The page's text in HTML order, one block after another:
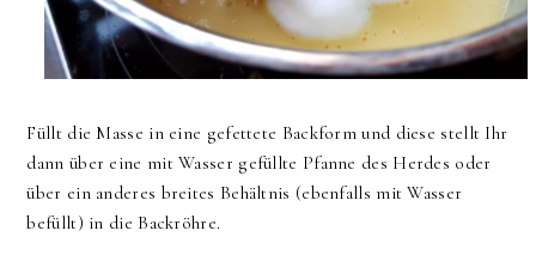
Füllt die Masse in eine gefettete Backform und diese stellt Ihr
dann über eine mit Wasser gefüllte Pfanne des Herdes oder
über ein anderes breites Behältnis (ebenfalls mit Wasser
befüllt) in die Backröhre.